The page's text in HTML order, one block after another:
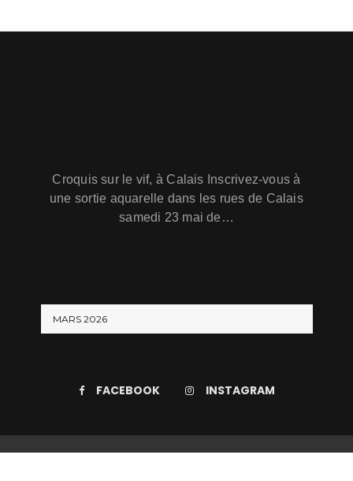
Croquis sur le vif, à Calais Inscrivez-vous à
une sortie aquarelle dans les rues de Calais
samedi 23 mai de…
MARS 2026
FACEBOOK INSTAGRAM